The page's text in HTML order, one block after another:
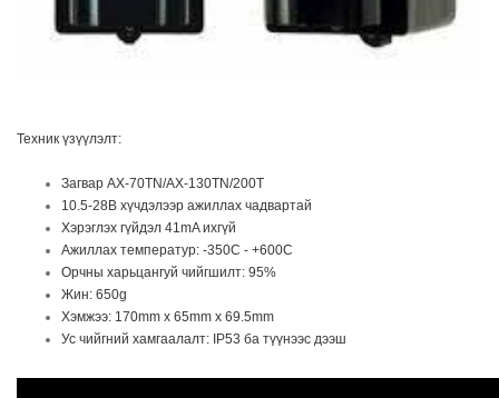
Техник үзүүлэлт:
Загвар AX-70TN/AX-130TN/200T
10.5-28В хүчдэлээр ажиллах чадвартай
Хэрэглэх гүйдэл 41mA ихгүй
Ажиллах температур: -350С - +600С
Орчны харьцангуй чийгшилт: 95%
Жин: 650g
Хэмжээ: 170mm x 65mm x 69.5mm
Ус чийгний хамгаалалт: IP53 ба түүнээс дээш